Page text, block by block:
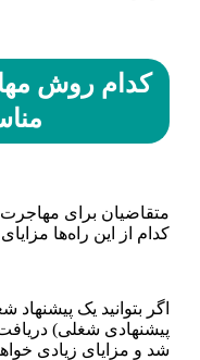
کدام روش
متقاضیان برای مهاجرت
کدام از این راه‌ها
اگر بتوانید یک
پیشنهادی شغلی)
شد و مزایای زیادی